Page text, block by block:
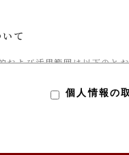
て
および活用範囲は以下のと
社からの回答 個人情報の